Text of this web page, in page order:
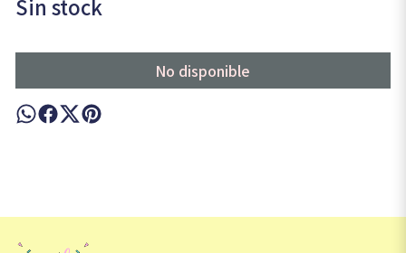
Sin stock
No disponible